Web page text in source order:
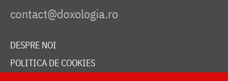
DESPRE NOI
POLITICA DE COOKIES